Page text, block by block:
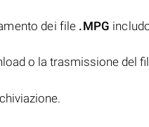
dei file .MPG
o la trasmissione del